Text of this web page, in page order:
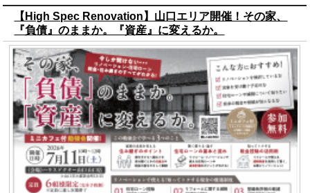
【High Spec Renovation】山口エリア開催！その家、
『負債』のままか。『資産』に変えるか。